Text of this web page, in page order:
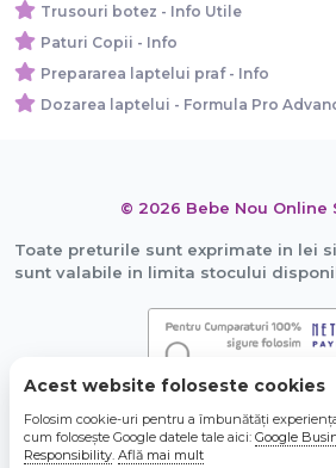
Trusouri botez - Info Utile
Paturi Copii - Info
Prepararea laptelui praf - Info
Dozarea laptelui - Formula Pro
© 2026 Bebe Nou Online
Toate preturile sunt exprimate in lei
sunt valabile in limita stocului
Acest website foloseste cookies
Folosim cookie-uri pentru a îmbunătăți
cum folosește Google datele tale aici: Google
Responsibility. Află mai mult